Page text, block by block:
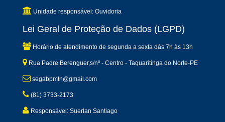
Unidade responsável: Ouvidoria
Lei Geral de Proteção de Dados (LGPD)
Horário de atendimento de segunda a sexta dàs 7h às 13h
Rua Padre Berenguer,s/nº - Centro - Taquaritinga do Norte-PE
segabpmtn@gmail.com
(81) 3733-2173
Responsável: Suerlan Santiago